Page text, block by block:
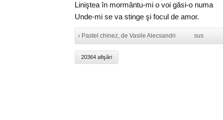
Liniştea în mormântu-mi o voi găsi-o numa
Unde-mi se va stinge şi focul de amor.
‹ Pastel chinez, de Vasile Alecsandri sus
20364 afişări